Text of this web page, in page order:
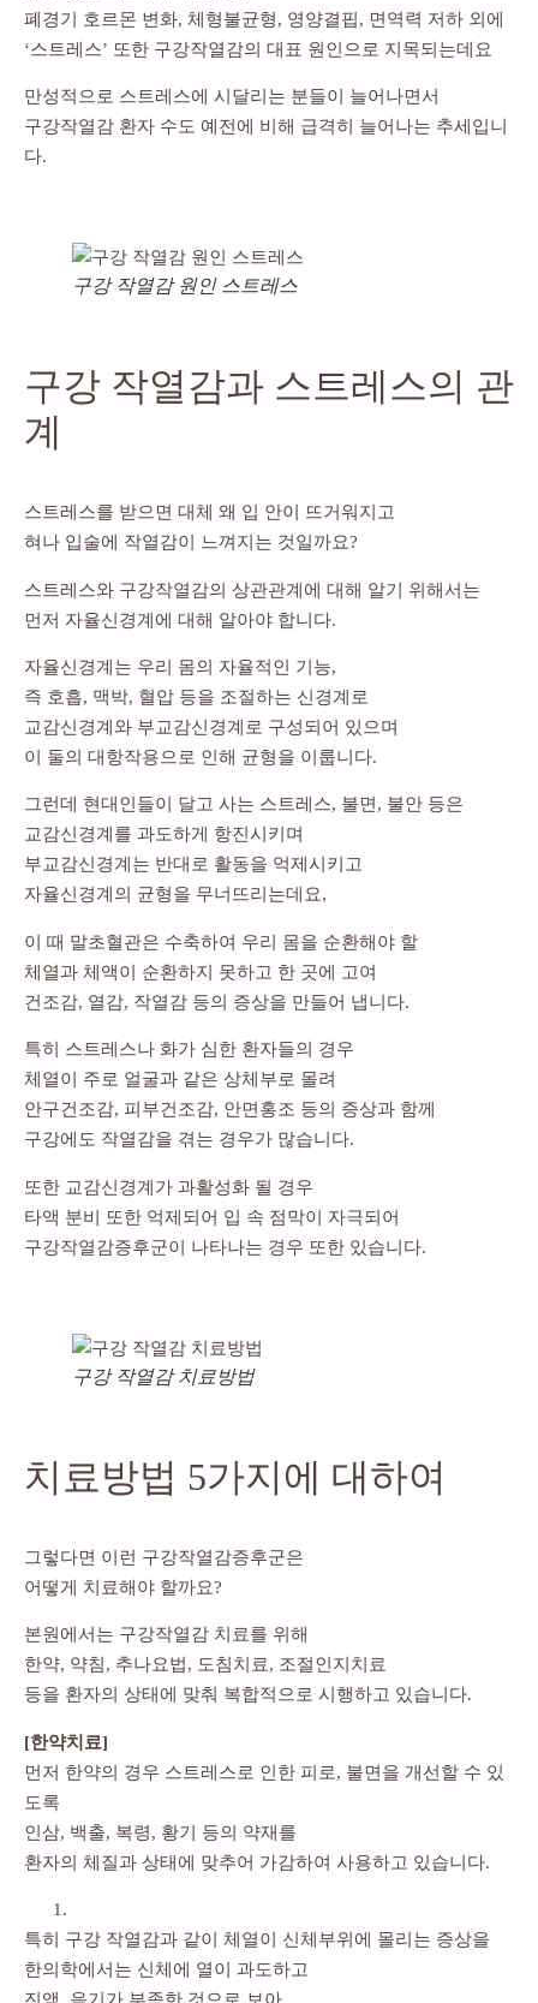
폐경기 호르몬 변화, 체형불균형, 영양결핍, 면역력 저하 외에
‘스트레스’ 또한 구강작열감의 대표 원인으로 지목되는데요
만성적으로 스트레스에 시달리는 분들이 늘어나면서
구강작열감 환자 수도 예전에 비해 급격히 늘어나는 추세입니
다.
구강 작열감 원인 스트레스
구강 작열감과 스트레스의 관
계
스트레스를 받으면 대체 왜 입 안이 뜨거워지고
혀나 입술에 작열감이 느껴지는 것일까요?
스트레스와 구강작열감의 상관관계에 대해 알기 위해서는
먼저 자율신경계에 대해 알아야 합니다.
자율신경계는 우리 몸의 자율적인 기능,
즉 호흡, 맥박, 혈압 등을 조절하는 신경계로
교감신경계와 부교감신경계로 구성되어 있으며
이 둘의 대항작용으로 인해 균형을 이룹니다.
그런데 현대인들이 달고 사는 스트레스, 불면, 불안 등은
교감신경계를 과도하게 항진시키며
부교감신경계는 반대로 활동을 억제시키고
자율신경계의 균형을 무너뜨리는데요,
이 때 말초혈관은 수축하여 우리 몸을 순환해야 할
체열과 체액이 순환하지 못하고 한 곳에 고여
건조감, 열감, 작열감 등의 증상을 만들어 냅니다.
특히 스트레스나 화가 심한 환자들의 경우
체열이 주로 얼굴과 같은 상체부로 몰려
안구건조감, 피부건조감, 안면홍조 등의 증상과 함께
구강에도 작열감을 겪는 경우가 많습니다.
또한 교감신경계가 과활성화 될 경우
타액 분비 또한 억제되어 입 속 점막이 자극되어
구강작열감증후군이 나타나는 경우 또한 있습니다.
구강 작열감 치료방법
치료방법 5가지에 대하여
그렇다면 이런 구강작열감증후군은
어떻게 치료해야 할까요?
본원에서는 구강작열감 치료를 위해
한약, 약침, 추나요법, 도침치료, 조절인지치료
등을 환자의 상태에 맞춰 복합적으로 시행하고 있습니다.
[한약치료]
먼저 한약의 경우 스트레스로 인한 피로, 불면을 개선할 수 있
도록
인삼, 백출, 복령, 황기 등의 약재를
환자의 체질과 상태에 맞추어 가감하여 사용하고 있습니다.
특히 구강 작열감과 같이 체열이 신체부위에 몰리는 증상을
한의학에서는 신체에 열이 과도하고